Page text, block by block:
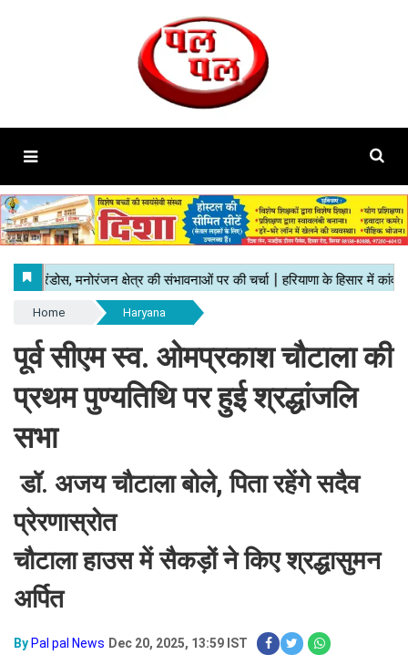
Home Haryana
पूर्व सीएम स्व. ओमप्रकाश चौटाला की
प्रथम पुण्यतिथि पर हुई श्रद्धांजलि
सभा
डॉ. अजय चौटाला बोले, पिता रहेंगे सदैव
प्रेरणास्रोत
चौटाला हाउस में सैकड़ों ने किए श्रद्धासुमन
अर्पित
By Pal pal News Dec 20, 2025, 13:59 IST